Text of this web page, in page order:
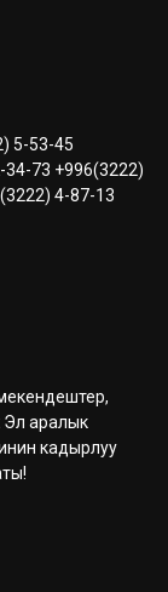
5-53-45
34-73 +996(3222)
4-87-13
Эл аралык
кадырлуу